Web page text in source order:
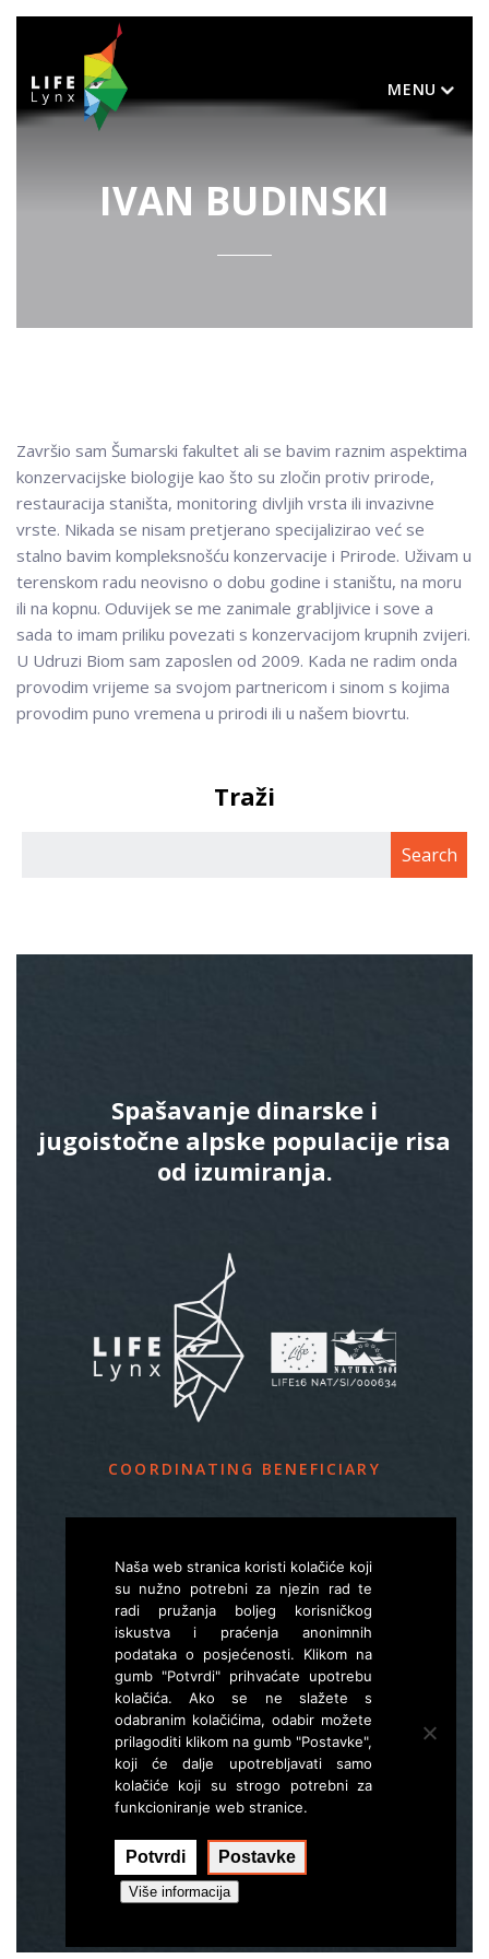
MENU
IVAN BUDINSKI
Završio sam Šumarski fakultet ali se bavim raznim aspektima
konzervacijske biologije kao što su zločin protiv prirode,
restauracija staništa, monitoring divljih vrsta ili invazivne
vrste. Nikada se nisam pretjerano specijalizirao već se
stalno bavim kompleksnošću konzervacije i Prirode. Uživam u
terenskom radu neovisno o dobu godine i staništu, na moru
ili na kopnu. Oduvijek se me zanimale grabljivice i sove a
sada to imam priliku povezati s konzervacijom krupnih zvijeri.
U Udruzi Biom sam zaposlen od 2009. Kada ne radim onda
provodim vrijeme sa svojom partnericom i sinom s kojima
provodim puno vremena u prirodi ili u našem biovrtu.
Traži
Spašavanje dinarske i
jugoistočne alpske populacije risa
od izumiranja.
COORDINATING BENEFICIARY
Večna pot 2, SI – 1000 Ljubljana
Elife.lynx.eu@gmail.com
W
www.zgs.si
Sitemap
Izvršenje:Hal interactive
Naša web stranica koristi kolačiće koji
su nužno potrebni za njezin rad te
radi pružanja boljeg korisničkog
iskustva i praćenja anonimnih
podataka o posjećenosti. Klikom na
gumb "Potvrdi" prihvaćate upotrebu
kolačića. Ako se ne slažete s
odabranim kolačićima, odabir možete
prilagoditi klikom na gumb "Postavke",
koji će dalje upotrebljavati samo
kolačiće koji su strogo potrebni za
funkcioniranje web stranice.
Potvrdi Postavke
Više informacija